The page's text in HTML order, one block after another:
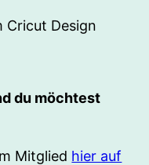
Cricut Design
du möchtest
Mitglied hier auf